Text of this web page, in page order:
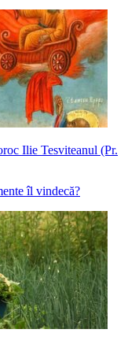
Ilie Tesviteanul (Pr.
îl vindecă?